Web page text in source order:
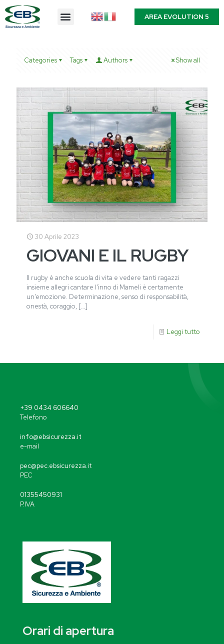
AREA EVOLUTION 5
Categories Tags Authors Show all
30 Aprile 2023
GIOVANI E IL RUGBY
Il rugby è anche scuola di vita e vedere tanti ragazzi
insieme allegri cantare l’inno di Mameli è certamente
un’emozione. Determinazione, senso di responsabilità,
onestà, coraggio, […]
Leggi tutto
+39 0434 606640
Telefono
info@ebsicurezza.it
e-mail
pec@pec.ebsicurezza.it
PEC
01355450931
P.IVA
Orari di apertura